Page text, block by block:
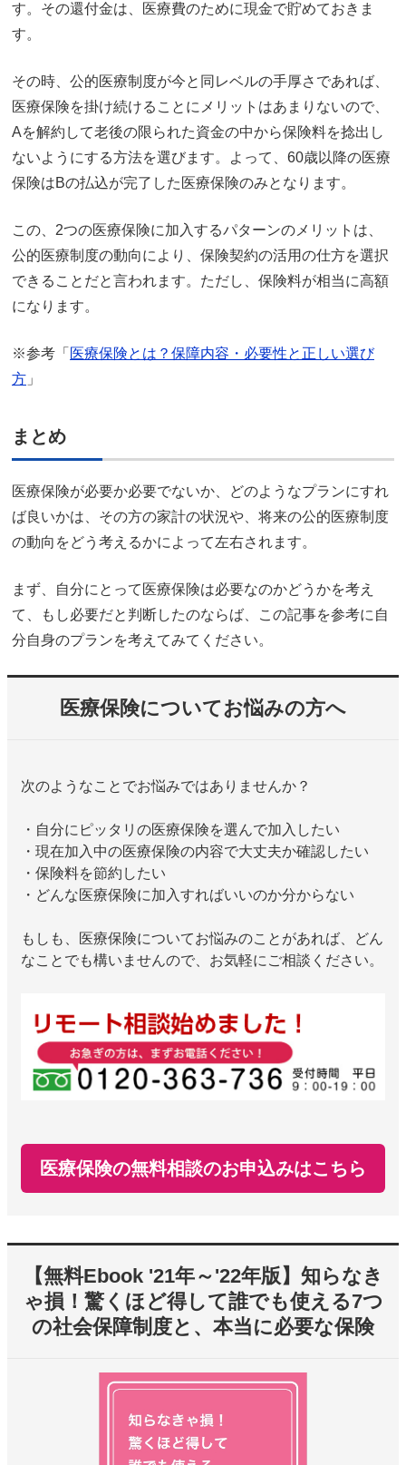
す。その還付金は、医療費のために現金で貯めておきま
す。
その時、公的医療制度が今と同レベルの手厚さであれば、
医療保険を掛け続けることにメリットはあまりないので、
Aを解約して老後の限られた資金の中から保険料を捻出し
ないようにする方法を選びます。よって、60歳以降の医療
保険はBの払込が完了した医療保険のみとなります。
この、2つの医療保険に加入するパターンのメリットは、
公的医療制度の動向により、保険契約の活用の仕方を選択
できることだと言われます。ただし、保険料が相当に高額
になります。
※参考「 医療保険とは？保障内容・必要性と正しい選び
方 」
まとめ
医療保険が必要か必要でないか、どのようなプランにすれ
ば良いかは、その方の家計の状況や、将来の公的医療制度
の動向をどう考えるかによって左右されます。
まず、自分にとって医療保険は必要なのかどうかを考え
て、もし必要だと判断したのならば、この記事を参考に自
分自身のプランを考えてみてください。
医療保険についてお悩みの方へ
次のようなことでお悩みではありませんか？
・自分にピッタリの医療保険を選んで加入したい
・現在加入中の医療保険の内容で大丈夫か確認したい
・保険料を節約したい
・どんな医療保険に加入すればいいのか分からない
もしも、医療保険についてお悩みのことがあれば、どん
なことでも構いませんので、お気軽にご相談ください。
医療保険の無料相談のお申込みはこちら
【無料Ebook '21年～'22年版】知らなき
ゃ損！驚くほど得して誰でも使える7つ
の社会保障制度と、本当に必要な保険